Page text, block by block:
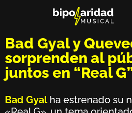
Bad Gyal y
sorprenden al
juntos en “Real
Bad Gyal ha estrenado su